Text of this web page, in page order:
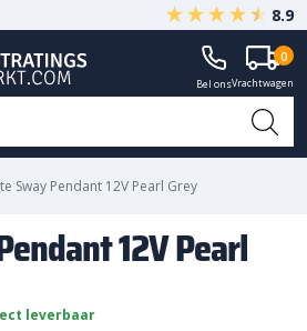
Gegarandeerd A-kwaliteit
8.9
Bel onsVrachtwagen
0
Sway Pendant 12V Pearl Grey
12V Pearl
leverbaar
12V Pearl